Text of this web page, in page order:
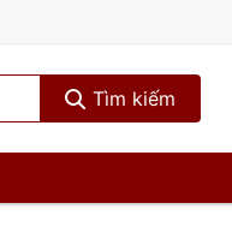
Tìm kiếm